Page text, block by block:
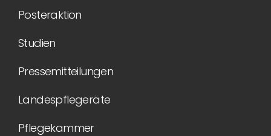
Posteraktion
Studien
Pressemitteilungen
Landespflegeräte
Pflegekammer